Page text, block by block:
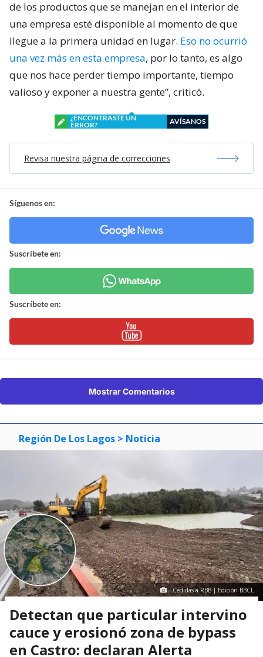
de los productos que se manejan en el interior de
una empresa esté disponible al momento de que
llegue a la primera unidad en lugar. Eso no ocurrió
una vez más en esta empresa, por lo tanto, es algo
que nos hace perder tiempo importante, tiempo
valioso y exponer a nuestra gente”, criticó.
¿ENCONTRASTE UN
ERROR?
AVÍSANOS
Revisa nuestra página de correcciones
Síguenos en:
Suscríbete en:
Suscríbete en:
Mostrar Comentarios
Región De Los Lagos > Noticia
Cedidas a RBB | Edición BBCL
Detectan que particular intervino
cauce y erosionó zona de bypass
en Castro: declaran Alerta